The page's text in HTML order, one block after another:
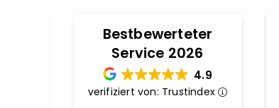
Bestbewerteter
Service 2026
4.9
verifiziert von: Trustindex